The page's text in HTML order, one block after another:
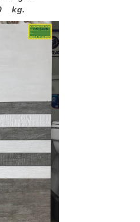
kg.